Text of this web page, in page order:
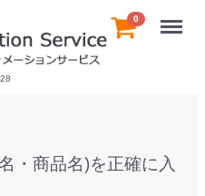
0 Menu
・商品名)を正確に入